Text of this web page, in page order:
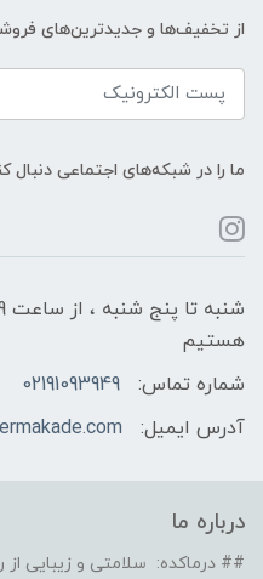
از تخفیف‌ها و جدیدترین‌های
ما را در شبکه‌های اجتماعی دنبال
هستیم
شماره تماس:
02191093949
آدرس ایمیل:
درباره ما
## درماکده: سلامتی و زیبایی